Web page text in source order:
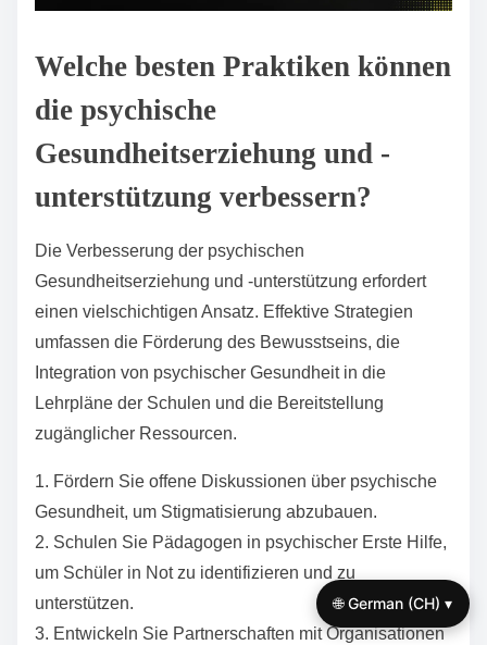
Welche besten Praktiken können
die psychische
Gesundheitserziehung und -
unterstützung verbessern?
Die Verbesserung der psychischen
Gesundheitserziehung und -unterstützung erfordert
einen vielschichtigen Ansatz. Effektive Strategien
umfassen die Förderung des Bewusstseins, die
Integration von psychischer Gesundheit in die
Lehrpläne der Schulen und die Bereitstellung
zugänglicher Ressourcen.
1. Fördern Sie offene Diskussionen über psychische
Gesundheit, um Stigmatisierung abzubauen.
2. Schulen Sie Pädagogen in psychischer Erste Hilfe,
um Schüler in Not zu identifizieren und zu
unterstützen.
3. Entwickeln Sie Partnerschaften mit Organisationen
🌐 German (CH) ▾